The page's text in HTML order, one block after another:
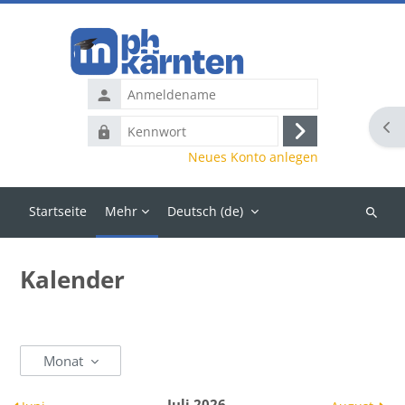
Anmeldename
Kennwort
Anmelden
Neues Konto anlegen
Startseite Mehr Deutsch ‎(de)‎
Kurse
Kalender
Monat